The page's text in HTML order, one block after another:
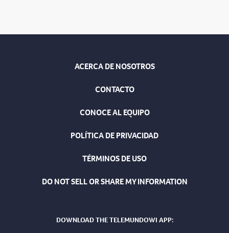
ACERCA DE NOSOTROS
CONTACTO
CONOCE AL EQUIPO
POLÍTICA DE PRIVACIDAD
TÉRMINOS DE USO
DO NOT SELL OR SHARE MY INFORMATION
DOWNLOAD THE TELEMUNDOWI APP: